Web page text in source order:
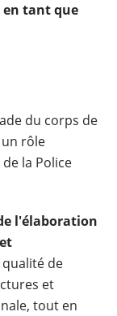
en tant que
du corps de
rôle
la Police
l'élaboration
de
et
tout en